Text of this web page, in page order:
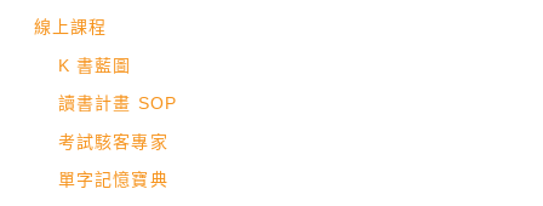
線上課程
K 書藍圖
讀書計畫 SOP
考試駭客專家
單字記憶寶典